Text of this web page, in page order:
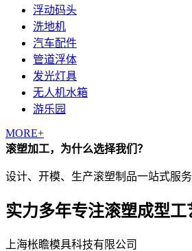
浮动码头
洗地机
汽车配件
管道浮体
发光灯具
无人机水箱
游乐园
MORE+
滚塑加工，为什么选择我们？
设计、开模、生产滚塑制品一站式服
实力多年专注滚塑成型工
上海枨瞻模具科技有限公司